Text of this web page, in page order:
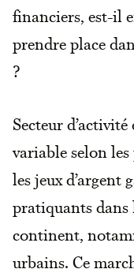
financiers, est-il
prendre place
?
Secteur
variable selon
les jeux d’argent
pratiquants dans
continent,
urbains. Ce